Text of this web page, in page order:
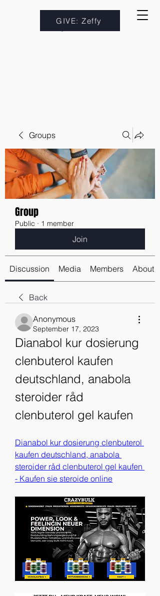
GIVE: Zeffy
Groups
Group
Public · 1 member
Join
Discussion Media Members About
Back
Anonymous
September 17, 2023
Dianabol kur dosierung
clenbuterol kaufen
deutschland, anabola
steroider råd
clenbuterol gel kaufen
Dianabol kur dosierung clenbuterol
kaufen deutschland, anabola
steroider råd clenbuterol gel kaufen
- Kaufen sie steroide online